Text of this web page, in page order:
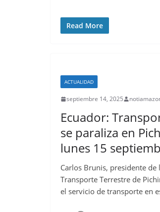
Read More
ACTUALIDAD
septiembre 14, 2025
Ecuador:
se paraliza en
lunes 15
Carlos Brunis, presidente de
Transporte Terrestre de
el servicio de transporte en